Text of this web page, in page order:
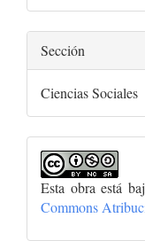
Sección
Ciencias Sociales
Esta obra está
Commons